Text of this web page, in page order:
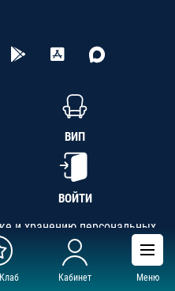
Кабинет Меню
ВИП
ВОЙТИ
и хранению персональных
ОГРН 1142300002349,